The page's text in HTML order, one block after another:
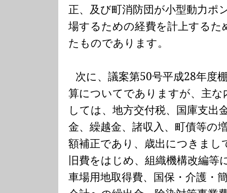
正、及び町消防団が小型動力ポ
場するための経費を計上するた
たものであります。
次に、議案第50号平成28年度
算についてでありますが、主
しては、地方交付税、国庫支出
金、繰越金、諸収入、町債等の
額補正であり、歳出につきまし
旧費をはじめ、組織機構改編等
車場用地取得費、国保・介護・